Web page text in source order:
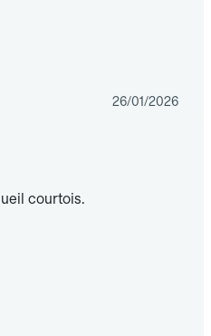
26/01/2026
courtois.